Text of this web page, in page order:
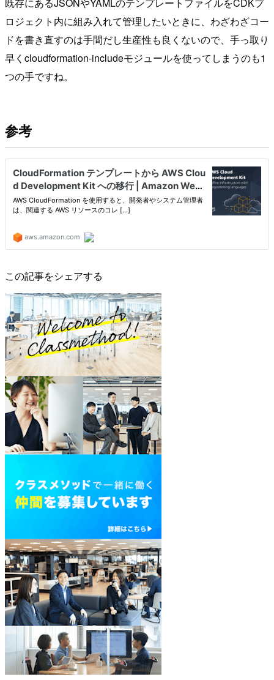
既存にあるJSONやYAMLのテンプレートファイルをCDKプ
ロジェクト内に組み入れて管理したいときに、わざわざコー
ドを書き直すのは手間だし生産性も良くないので、手っ取り
早くcloudformation-includeモジュールを使ってしまうのも1
つの手ですね。
参考
この記事をシェアする